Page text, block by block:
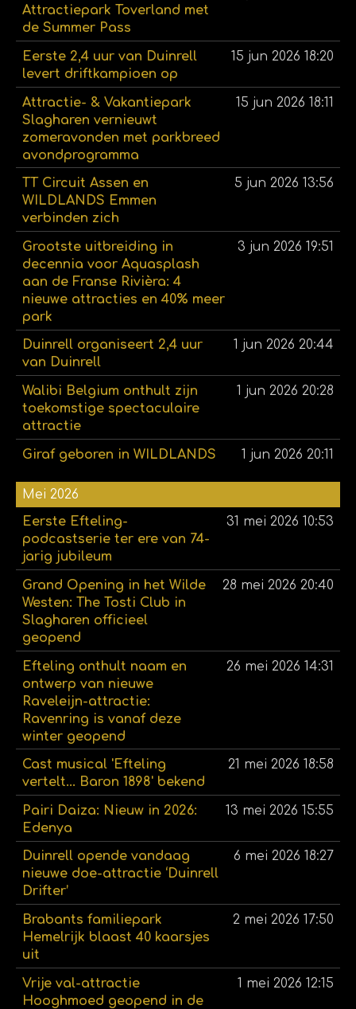
Attractiepark Toverland met
de Summer Pass
Eerste 2,4 uur van Duinrell
levert driftkampioen op
15 jun 2026 18:20
Attractie- & Vakantiepark
Slagharen vernieuwt
zomeravonden met parkbreed
avondprogramma
15 jun 2026 18:11
TT Circuit Assen en
WILDLANDS Emmen
verbinden zich
5 jun 2026 13:56
Grootste uitbreiding in
decennia voor Aquasplash
aan de Franse Rivièra: 4
nieuwe attracties en 40% meer
park
3 jun 2026 19:51
Duinrell organiseert 2,4 uur
van Duinrell
1 jun 2026 20:44
Walibi Belgium onthult zijn
toekomstige spectaculaire
attractie
1 jun 2026 20:28
Giraf geboren in WILDLANDS 1 jun 2026 20:11
Mei 2026
Eerste Efteling-
podcastserie ter ere van 74-
jarig jubileum
31 mei 2026 10:53
Grand Opening in het Wilde
Westen: The Tosti Club in
Slagharen officieel
geopend
28 mei 2026 20:40
Efteling onthult naam en
ontwerp van nieuwe
Raveleijn-attractie:
Ravenring is vanaf deze
winter geopend
26 mei 2026 14:31
Cast musical 'Efteling
vertelt... Baron 1898' bekend
21 mei 2026 18:58
Pairi Daiza: Nieuw in 2026:
Edenya
13 mei 2026 15:55
Duinrell opende vandaag
nieuwe doe-attractie ‘Duinrell
Drifter’
6 mei 2026 18:27
Brabants familiepark
Hemelrijk blaast 40 kaarsjes
uit
2 mei 2026 17:50
Vrije val-attractie
Hooghmoed geopend in de
1 mei 2026 12:15